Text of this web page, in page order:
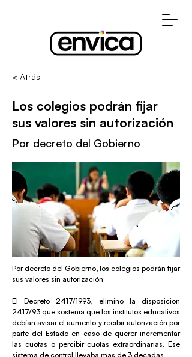
< Atrás
Los colegios podrán fijar
sus valores sin autorización
Por decreto del Gobierno
Por decreto del Gobierno, los colegios podrán fijar
sus valores sin autorización
El Decreto 2417/1993, eliminó la disposición
2417/93 que sostenía que los institutos educativos
debían avisar el aumento y recibir autorización por
parte del Estado en caso de querer incrementar
las cuotas o percibir cuotas extraordinarias. Ese
sistema de control llevaba más de 3 décadas